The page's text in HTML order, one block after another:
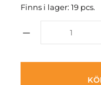
Finns i lager: 19 pcs.